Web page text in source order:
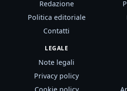
Redazione
Politica editoriale
Contatti
LEGALE
Note legali
Privacy policy